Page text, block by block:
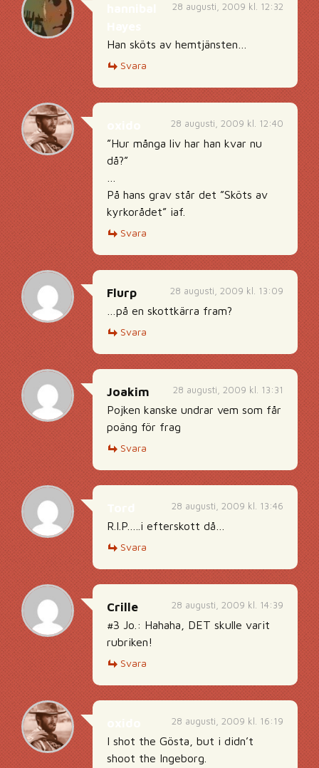
28 augusti, 2009 kl. 12:32
Han sköts av hemtjänsten…
Svara
28 augusti, 2009 kl. 12:40
”Hur många liv har han kvar nu
då?”
På hans grav står det ”Sköts av
kyrkorådet” iaf.
Svara
28 augusti, 2009 kl. 13:09
Flurp
…på en skottkärra fram?
Svara
28 augusti, 2009 kl. 13:31
Joakim
Pojken kanske undrar vem som får
poäng för frag
Svara
28 augusti, 2009 kl. 13:46
R.I.P…..i efterskott då…
Svara
28 augusti, 2009 kl. 14:39
Crille
#3 Jo.: Hahaha, DET skulle varit
rubriken!
Svara
28 augusti, 2009 kl. 16:19
I shot the Gösta, but i didn’t
shoot the Ingeborg.